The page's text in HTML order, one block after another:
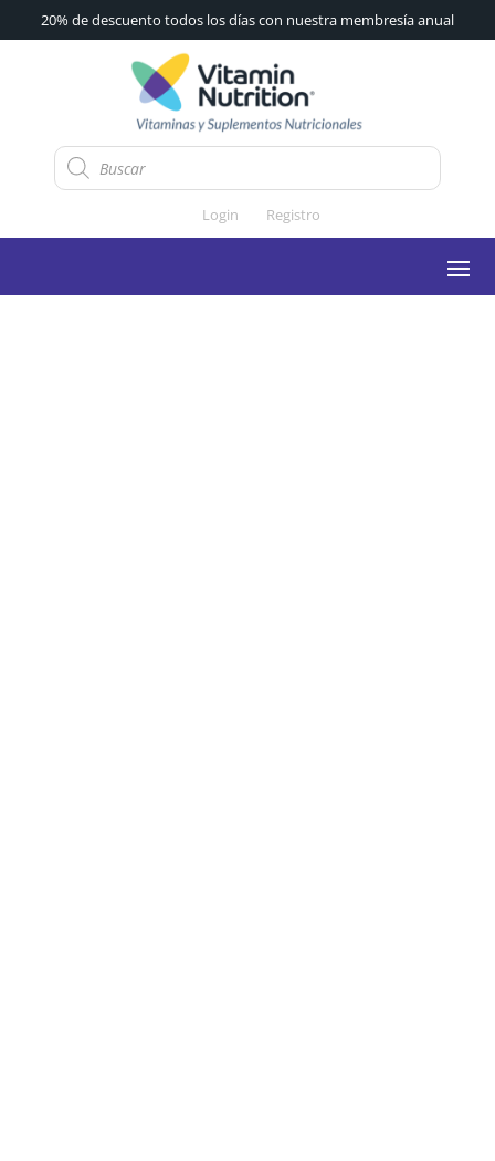
20% de descuento todos los días con nuestra membresía anual
Búsqueda
de
productos
Login
Registro